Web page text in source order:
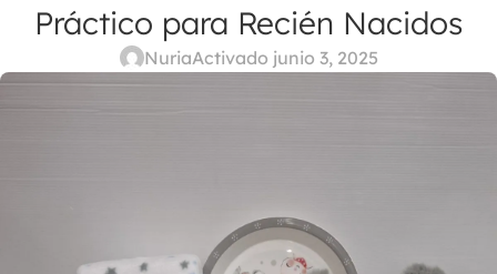
Práctico para Recién Nacidos
NuriaActivado junio 3, 2025